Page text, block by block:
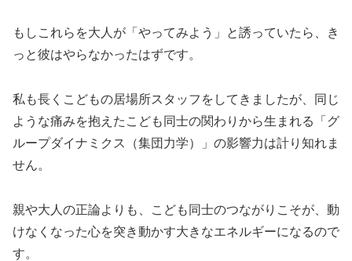
もしこれらを大人が「やってみよう」と誘っていたら、き
っと彼はやらなかったはずです。
私も長くこどもの居場所スタッフをしてきましたが、同じ
ような痛みを抱えたこども同士の関わりから生まれる「グ
ループダイナミクス（集団力学）」の影響力は計り知れま
せん。
親や大人の正論よりも、こども同士のつながりこそが、動
けなくなった心を突き動かす大きなエネルギーになるので
す。